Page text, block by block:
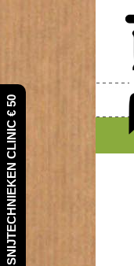
SNIJTECHNIEKEN CLINIC € 50